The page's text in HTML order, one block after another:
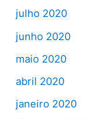
julho 2020
junho 2020
maio 2020
abril 2020
janeiro 2020